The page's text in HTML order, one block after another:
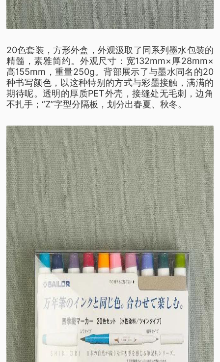
20色套装，方形外盒，外观汲取了同系列墨水包装的
精髓，素雅简约。 外观尺寸：宽132mm×厚28mm×
高155mm，重量250g。背部展示了与墨水同名的20
种书写颜色，以这种特别的方式与彩墨接触，满满的
期待呢。 透明的厚质PET外壳，接缝处无毛刺，边角
不扎手；“Z”字型分隔板，划分出春夏、秋冬。